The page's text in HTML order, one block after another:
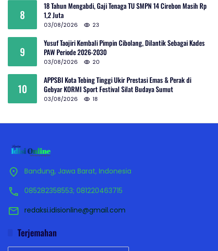
8
18 Tahun Mengabdi, Gaji Tenaga TU SMPN 14 Cirebon Masih Rp
1,2 Juta
03/08/2026 23
9
Yusuf Taojiri Kembali Pimpin Cibolang, Dilantik Sebagai Kades
PAW Periode 2026-2030
03/08/2026 20
10
APPSBI Kota Tebing Tinggi Ukir Prestasi Emas & Perak di
Gebyar KORMI Sport Festival Silat Budaya Sumut
03/08/2026 18
Bandung, Jawa Barat, Indonesia
085282358553; 081220463715
redaksi.idisionline@gmail.com
Terjemahan